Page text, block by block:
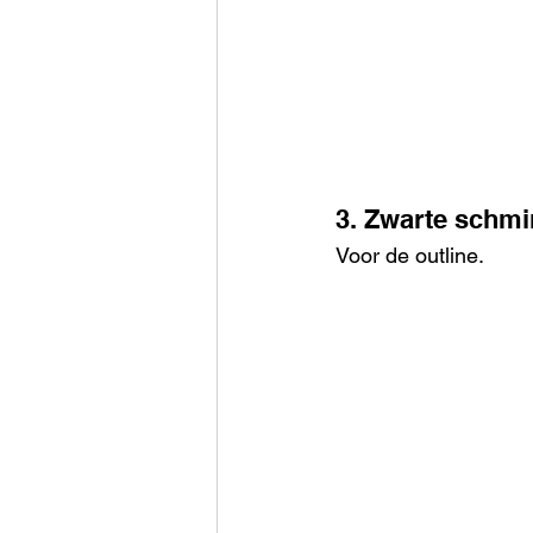
3. Zwarte
Voor de outline.